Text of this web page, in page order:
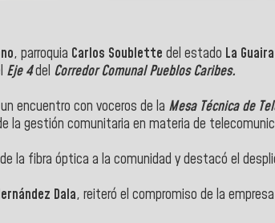
, parroquia Carlos Soublette del estado La Guaira
Eje 4del Corredor Comunal Pueblos Caribes.
encuentro con voceros de la Mesa Técnica de
la gestión comunitaria en materia de
la fibra óptica a la comunidad y destacó el
Dala, reiteró el compromiso de la